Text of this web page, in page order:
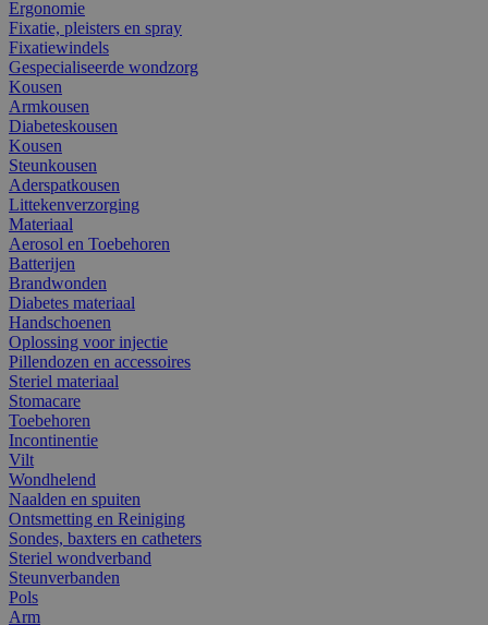
Ergonomie
Fixatie, pleisters en spray
Fixatiewindels
Gespecialiseerde wondzorg
Kousen
Armkousen
Diabeteskousen
Kousen
Steunkousen
Aderspatkousen
Littekenverzorging
Materiaal
Aerosol en Toebehoren
Batterijen
Brandwonden
Diabetes materiaal
Handschoenen
Oplossing voor injectie
Pillendozen en accessoires
Steriel materiaal
Stomacare
Toebehoren
Incontinentie
Vilt
Wondhelend
Naalden en spuiten
Ontsmetting en Reiniging
Sondes, baxters en catheters
Steriel wondverband
Steunverbanden
Pols
Arm